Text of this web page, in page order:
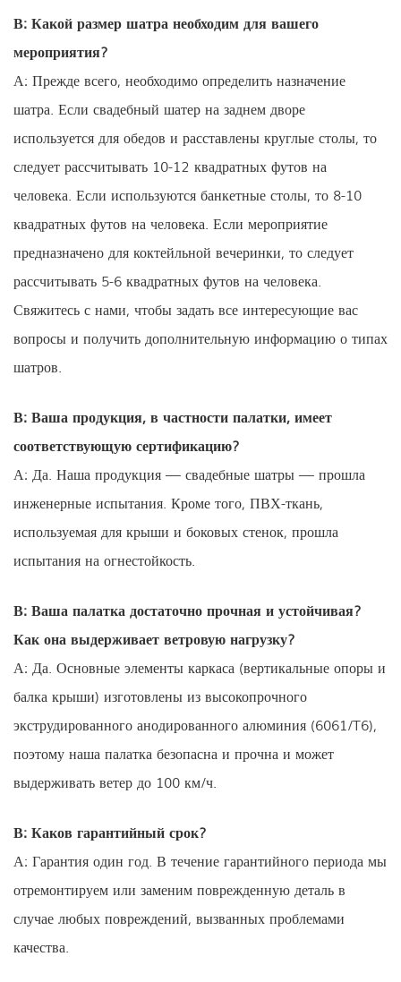
В: Какой размер шатра необходим для вашего
мероприятия?
А: Прежде всего, необходимо определить назначение
шатра. Если свадебный шатер на заднем дворе
используется для обедов и расставлены круглые столы, то
следует рассчитывать 10-12 квадратных футов на
человека. Если используются банкетные столы, то 8-10
квадратных футов на человека. Если мероприятие
предназначено для коктейльной вечеринки, то следует
рассчитывать 5-6 квадратных футов на человека.
Свяжитесь с нами, чтобы задать все интересующие вас
вопросы и получить дополнительную информацию о типах
шатров.
В: Ваша продукция, в частности палатки, имеет
соответствующую сертификацию?
А: Да. Наша продукция — свадебные шатры — прошла
инженерные испытания. Кроме того, ПВХ-ткань,
используемая для крыши и боковых стенок, прошла
испытания на огнестойкость.
В: Ваша палатка достаточно прочная и устойчивая?
Как она выдерживает ветровую нагрузку?
А: Да. Основные элементы каркаса (вертикальные опоры и
балка крыши) изготовлены из высокопрочного
экструдированного анодированного алюминия (6061/T6),
поэтому наша палатка безопасна и прочна и может
выдерживать ветер до 100 км/ч.
В: Каков гарантийный срок?
А: Гарантия один год. В течение гарантийного периода мы
отремонтируем или заменим поврежденную деталь в
случае любых повреждений, вызванных проблемами
качества.